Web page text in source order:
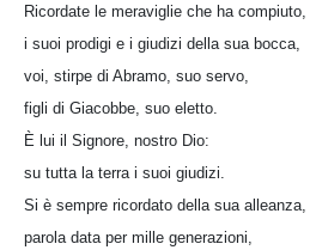
Ricordate le meraviglie che ha compiuto,
i suoi prodigi e i giudizi della sua bocca,
voi, stirpe di Abramo, suo servo,
figli di Giacobbe, suo eletto.
È lui il Signore, nostro Dio:
su tutta la terra i suoi giudizi.
Si è sempre ricordato della sua alleanza,
parola data per mille generazioni,